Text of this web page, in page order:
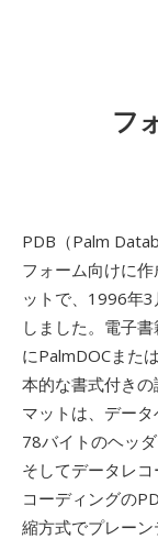
フ
PDB（Palm
フォーム向けに
ットで、1996年
しました。電子
にPalmDOCまた
本的な書式付き
マットは、デー
78バイトのヘッ
そしてデータレ
コーディングの
縮方式でプレー